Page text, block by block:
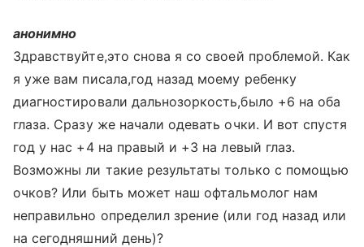
анонимно
Здравствуйте,это снова я со своей проблемой. Как
я уже вам писала,год назад моему ребенку
диагностировали дальнозоркость,было +6 на оба
глаза. Сразу же начали одевать очки. И вот спустя
год у нас +4 на правый и +3 на левый глаз.
Возможны ли такие результаты только с помощью
очков? Или быть может наш офтальмолог нам
неправильно определил зрение (или год назад или
на сегодняшний день)?